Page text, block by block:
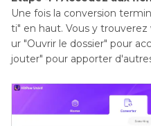
Une fois la conversion
ti" en haut. Vous y
ur "Ouvrir le dossier" pour
jouter" pour apporter